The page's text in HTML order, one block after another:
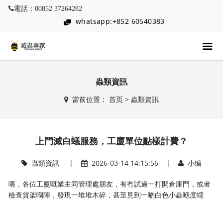
電話：00852 37264282
whatsapp:+852 60540383
蟲類資訊
當前位置： 首页> 蟲類資訊
上門滅白蟻服務，工廈單位點樣計費？
蟲類資訊| 2026-03-14 14:15:56 | 小编
喂，各位工廈嘅業主同管理處朋友，有冇試過一打開倉庫門，或者
檢查貨架嗰陣，發現一堆堆木碎，甚至見到一啲白色小蟲喺度蠕